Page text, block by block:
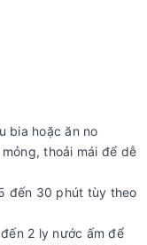
bia hoặc ăn no
thoải mái để dễ
đến 30 phút tùy theo
2 ly nước ấm để